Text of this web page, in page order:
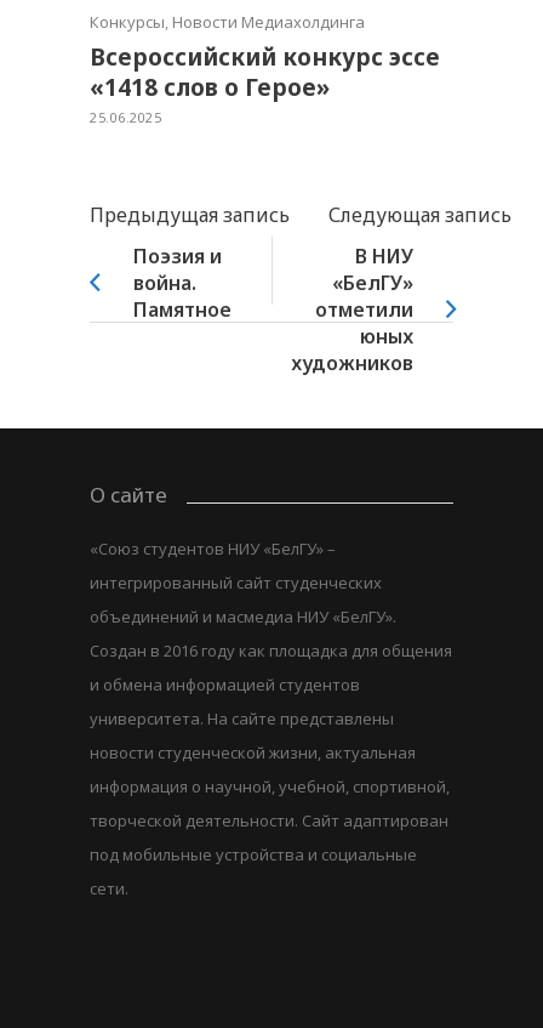
Конкурсы, Новости Медиахолдинга
Всероссийский конкурс эссе
«1418 слов о Герое»
25.06.2025
Предыдущая запись
Следующая запись
Поэзия и
война.
Памятное
В НИУ
«БелГУ»
отметили
юных
художников
О сайте
«Союз студентов НИУ «БелГУ» –
интегрированный сайт студенческих
объединений и масмедиа НИУ «БелГУ».
Создан в 2016 году как площадка для общения
и обмена информацией студентов
университета. На сайте представлены
новости студенческой жизни, актуальная
информация о научной, учебной, спортивной,
творческой деятельности. Сайт адаптирован
под мобильные устройства и социальные
сети.